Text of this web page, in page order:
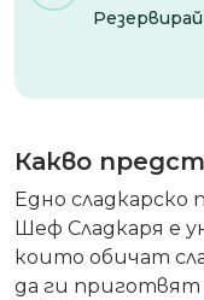
Какво
Едно сладкарско
Шеф Сладкаря е
които обичат
да ги приготвят